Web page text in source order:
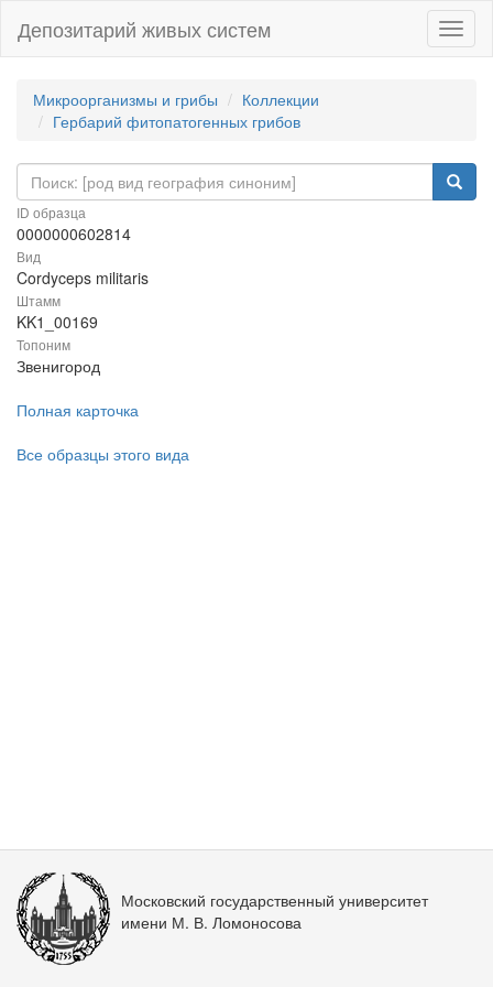
Депозитарий живых систем
Микроорганизмы и грибы
Коллекции
Гербарий фитопатогенных грибов
ID образца
0000000602814
Вид
Cordyceps militaris
Штамм
KK1_00169
Топоним
Звенигород
Полная карточка
Все образцы этого вида
Московский государственный университет
имени М. В. Ломоносова